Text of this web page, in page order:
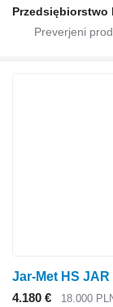
Jar-Met HS JAR
4.180 €
18.000